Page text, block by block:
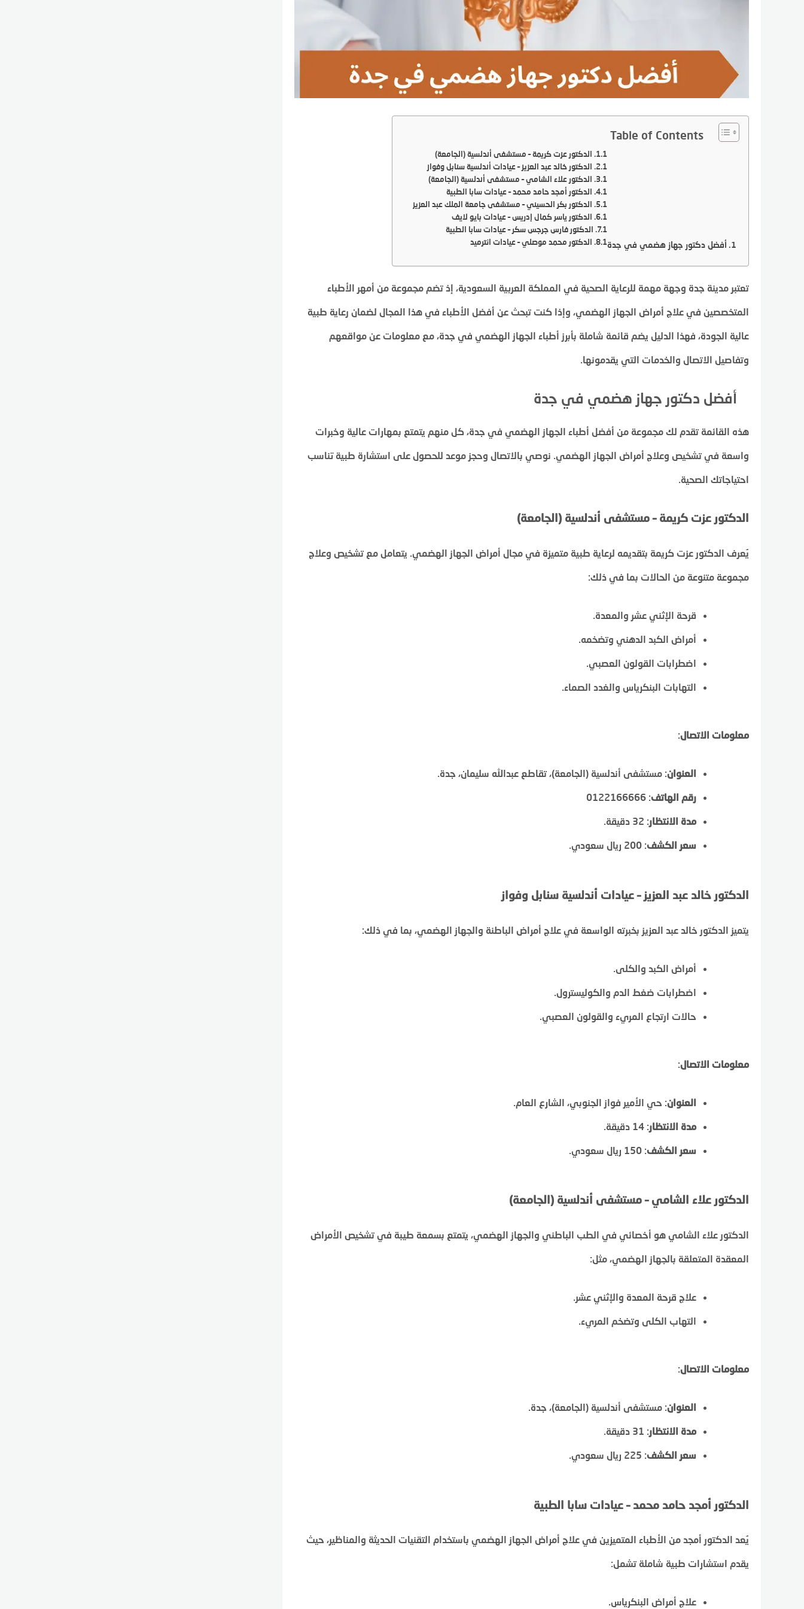
Table of Contents
أفضل دكتور جهاز هضمي في جدة
الدكتور عزت كريمة – مستشفى أندلسية (الجامعة)
الدكتور خالد عبد العزيز – عيادات أندلسية سنابل وفواز
الدكتور علاء الشامي – مستشفى أندلسية (الجامعة)
الدكتور أمجد حامد محمد – عيادات سابا الطبية
الدكتور بكر الحسيني – مستشفى جامعة الملك عبد العزيز
الدكتور ياسر كمال إدريس – عيادات بايو لايف
الدكتور فارس جرجس سكر – عيادات سابا الطبية
الدكتور محمد موصلي – عيادات انترميد
تعتبر مدينة جدة وجهة مهمة للرعاية الصحية في المملكة العربية السعودية، إذ تضم مجموعة من أمهر الأطباء
المتخصصين في علاج أمراض الجهاز الهضمي، وإذا كنت تبحث عن أفضل الأطباء في هذا المجال لضمان رعاية طبية
عالية الجودة، فهذا الدليل يضم قائمة شاملة بأبرز أطباء الجهاز الهضمي في جدة، مع معلومات عن مواقعهم
وتفاصيل الاتصال والخدمات التي يقدمونها.
أفضل دكتور جهاز هضمي في جدة
هذه القائمة تقدم لك مجموعة من أفضل أطباء الجهاز الهضمي في جدة، كل منهم يتمتع بمهارات عالية وخبرات
واسعة في تشخيص وعلاج أمراض الجهاز الهضمي. نوصي بالاتصال وحجز موعد للحصول على استشارة طبية تناسب
احتياجاتك الصحية.
الدكتور عزت كريمة – مستشفى أندلسية (الجامعة)
يُعرف الدكتور عزت كريمة بتقديمه لرعاية طبية متميزة في مجال أمراض الجهاز الهضمي. يتعامل مع تشخيص وعلاج
مجموعة متنوعة من الحالات بما في ذلك:
قرحة الإثني عشر والمعدة.
أمراض الكبد الدهني وتضخمه.
اضطرابات القولون العصبي.
التهابات البنكرياس والغدد الصماء.
معلومات الاتصال:
العنوان: مستشفى أندلسية (الجامعة)، تقاطع عبدالله سليمان، جدة.
رقم الهاتف: 0122166666
مدة الانتظار: 32 دقيقة.
سعر الكشف: 200 ريال سعودي.
الدكتور خالد عبد العزيز – عيادات أندلسية سنابل وفواز
يتميز الدكتور خالد عبد العزيز بخبرته الواسعة في علاج أمراض الباطنة والجهاز الهضمي، بما في ذلك:
أمراض الكبد والكلى.
اضطرابات ضغط الدم والكوليسترول.
حالات ارتجاع المريء والقولون العصبي.
معلومات الاتصال:
العنوان: حي الأمير فواز الجنوبي، الشارع العام.
مدة الانتظار: 14 دقيقة.
سعر الكشف: 150 ريال سعودي.
الدكتور علاء الشامي – مستشفى أندلسية (الجامعة)
الدكتور علاء الشامي هو أخصائي في الطب الباطني والجهاز الهضمي، يتمتع بسمعة طيبة في تشخيص الأمراض
المعقدة المتعلقة بالجهاز الهضمي، مثل:
علاج قرحة المعدة والإثني عشر.
التهاب الكلى وتضخم المريء.
معلومات الاتصال:
العنوان: مستشفى أندلسية (الجامعة)، جدة.
مدة الانتظار: 31 دقيقة.
سعر الكشف: 225 ريال سعودي.
الدكتور أمجد حامد محمد – عيادات سابا الطبية
يُعد الدكتور أمجد من الأطباء المتميزين في علاج أمراض الجهاز الهضمي باستخدام التقنيات الحديثة والمناظير، حيث
يقدم استشارات طبية شاملة تشمل:
علاج أمراض البنكرياس.